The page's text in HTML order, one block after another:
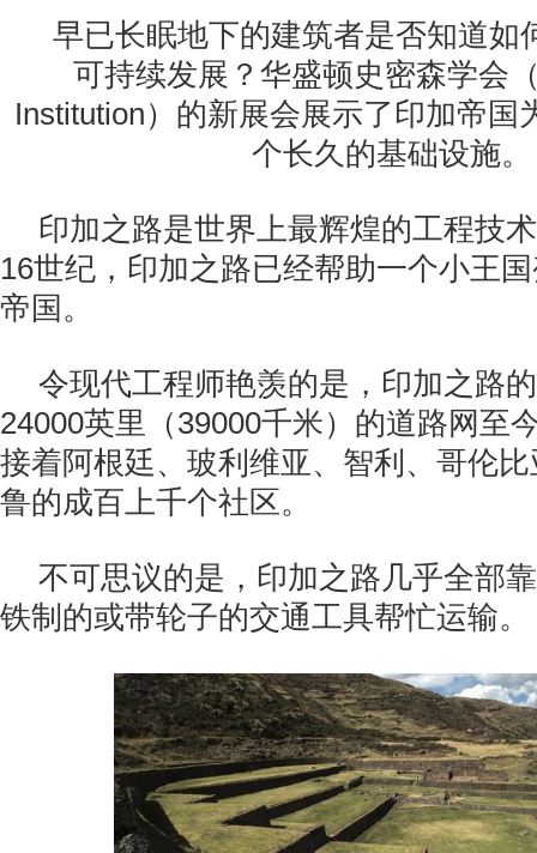
早已长眠地下的建筑者是否知道如
可持续发展？华盛顿史密森学会
Institution）的新展会展示了印加帝国
个长久的基础设施。
印加之路是世界上最辉煌的工程技
16世纪，印加之路已经帮助一个小王
帝国。
令现代工程师艳羡的是，印加之路
24000英里（39000千米）的道路网至
接着阿根廷、玻利维亚、智利、哥伦
鲁的成百上千个社区。
不可思议的是，印加之路几乎全部
铁制的或带轮子的交通工具帮忙运输。